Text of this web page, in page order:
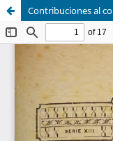
Contribuciones al